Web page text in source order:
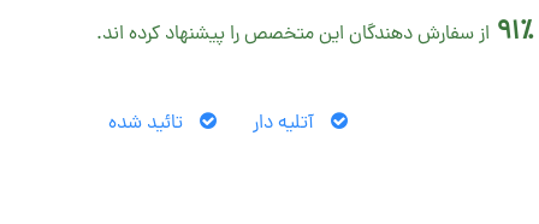
91٪ از سفارش دهندگان این متخصص را پیشنهاد کرده اند.
تائید شده آتلیه دار